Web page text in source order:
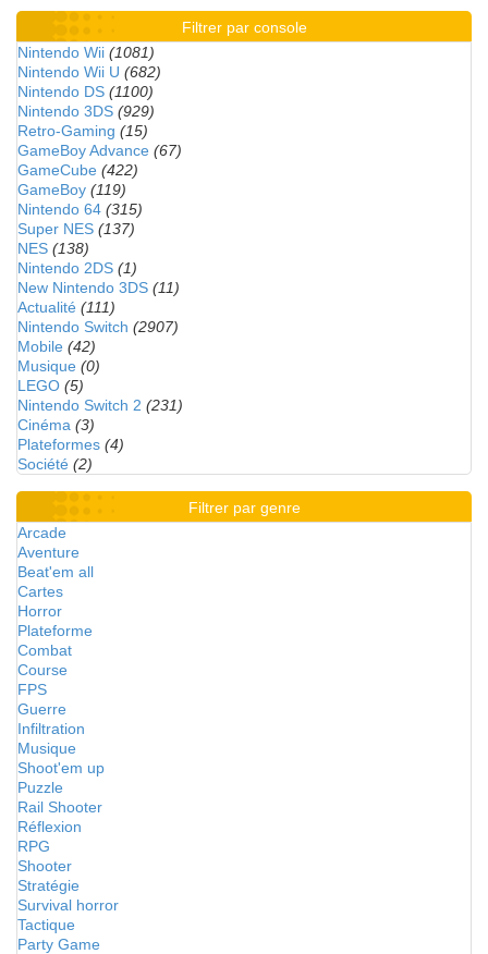
Filtrer par console
Nintendo Wii (1081)
Nintendo Wii U (682)
Nintendo DS (1100)
Nintendo 3DS (929)
Retro-Gaming (15)
GameBoy Advance (67)
GameCube (422)
GameBoy (119)
Nintendo 64 (315)
Super NES (137)
NES (138)
Nintendo 2DS (1)
New Nintendo 3DS (11)
Actualité (111)
Nintendo Switch (2907)
Mobile (42)
Musique (0)
LEGO (5)
Nintendo Switch 2 (231)
Cinéma (3)
Plateformes (4)
Société (2)
Filtrer par genre
Arcade
Aventure
Beat'em all
Cartes
Horror
Plateforme
Combat
Course
FPS
Guerre
Infiltration
Musique
Shoot'em up
Puzzle
Rail Shooter
Réflexion
RPG
Shooter
Stratégie
Survival horror
Tactique
Party Game